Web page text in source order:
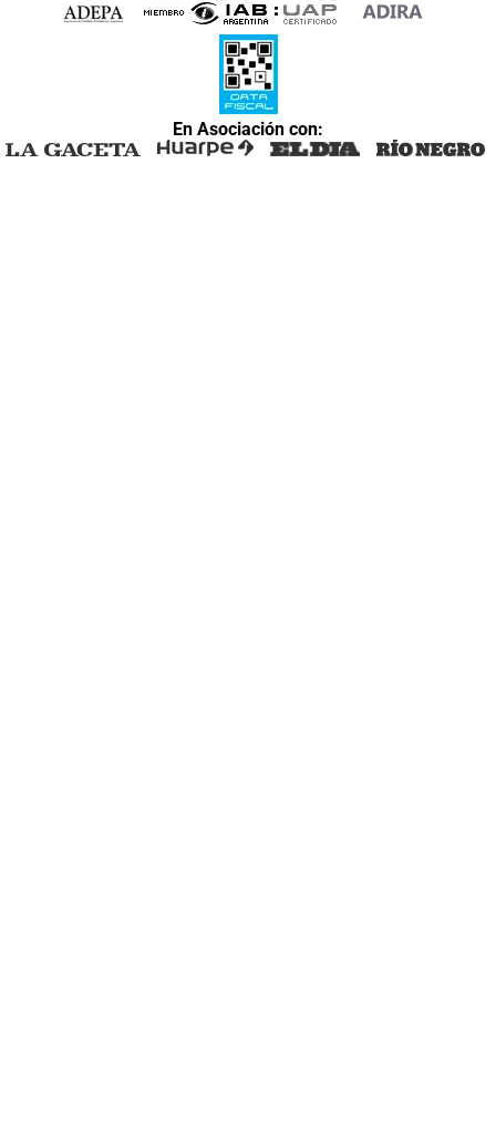
En Asociación con: